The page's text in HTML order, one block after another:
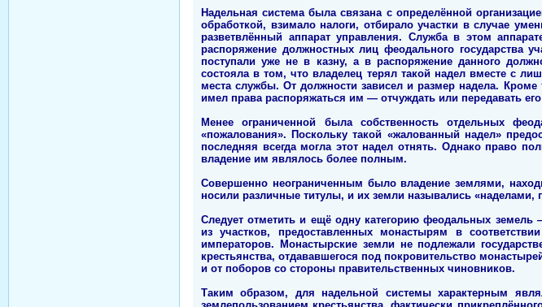
Надельная система была связана с определённой
обработкой, взимало налоги, отбирало участки в случае
разветвлённый аппарат управления. Служба в этом
распоряжение должностных лиц феодального государства
поступали уже не в казну, а в распоряжение данного
состояла в том, что владелец терял такой надел вместе с
места службы. От должности зависел и размер надела.
имел права распоряжаться им — отчуждать или передавать его
Менее ограниченной была собственность отдельных
«пожалования». Поскольку такой «жалованный надел»
последняя всегда могла этот надел отнять. Однако право
владение им являлось более полным.
Совершенно неограниченным было владение землями,
носили различные титулы, и их земли назывались «наделами,
Следует отметить и ещё одну категорию феодальных
из участков, предоставленных монастырям в
императоров. Монастырские земли не подлежали
крестьянства, отдававшегося под покровительство
и от поборов со стороны правительственных чиновников.
Таким образом, для надельной системы характерным